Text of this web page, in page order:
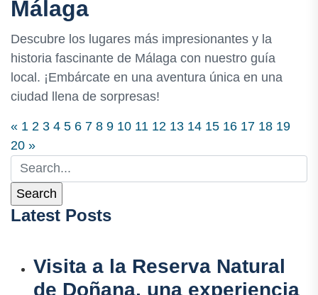
Málaga
Descubre los lugares más impresionantes y la
historia fascinante de Málaga con nuestro guía
local. ¡Embárcate en una aventura única en una
ciudad llena de sorpresas!
« 1 2 3 4 5 6 7 8 9 10 11 12 13 14 15 16 17 18 19
20 »
Latest Posts
Visita a la Reserva Natural
de Doñana, una experiencia